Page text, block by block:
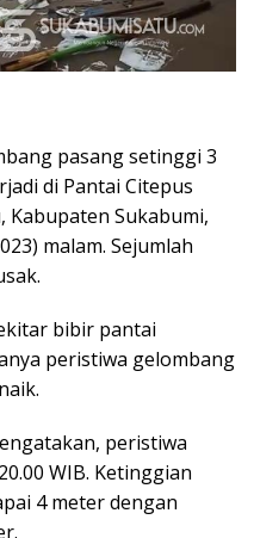
pasang setinggi 3
di Pantai Citepus
Kabupaten Sukabumi,
malam. Sejumlah
bibir pantai
peristiwa gelombang
peristiwa
WIB. Ketinggian
4 meter dengan